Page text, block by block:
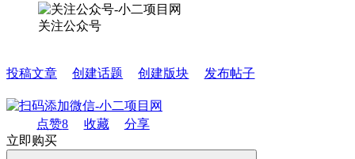
关注公众号
投稿文章 创建话题 创建版块 发布帖子
点赞8 收藏
分享
立即购买